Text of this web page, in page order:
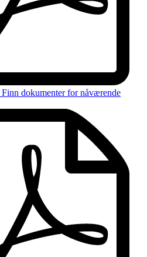
Finn dokumenter fornåværende